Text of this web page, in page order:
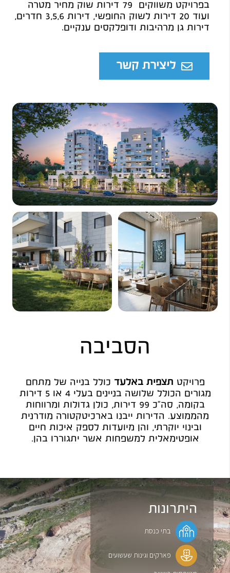
בפרויקט משווקים 79 דירות שוק מחיר מטרה
ועוד 20 דירות לשוק החופשי, דירות 3,5,6 חדרים,
דירות גן מרהיבות ודופלקסים ענקיים.
ליצירת קשר
הסביבה
פרויקט תצפית באלעד כולל בנייה של מתחם
מגורים הכולל שלושה בניינים בעלי 4 או 5 דירות
בקומה, סה"כ 99 דירות, כולן גדולות ומרווחות
מהממוצע. הדירות ייבנו בארכיטקטורה מודרנית
ובינוי יוקרתי, והן מיועדות לספק איכות חיים
אופטימאלית למשפחות אשר יתגוררו בהן.
היתרונות
בתי כנסת
פארקים וגינות שעשועים